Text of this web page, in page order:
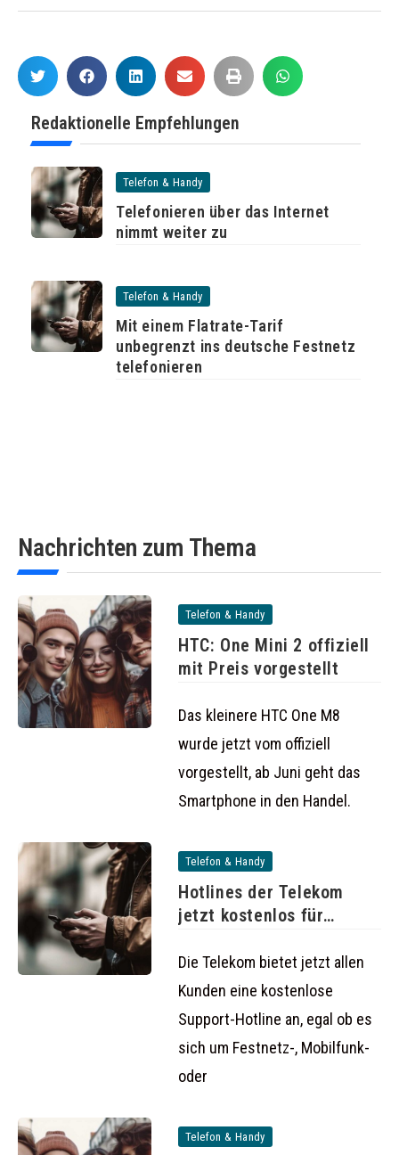
Redaktionelle Empfehlungen
Telefon & Handy
Telefonieren über das Internet
nimmt weiter zu
Telefon & Handy
Mit einem Flatrate-Tarif
unbegrenzt ins deutsche Festnetz
telefonieren
Nachrichten zum Thema
Telefon & Handy
HTC: One Mini 2 offiziell
mit Preis vorgestellt
Das kleinere HTC One M8
wurde jetzt vom offiziell
vorgestellt, ab Juni geht das
Smartphone in den Handel.
Telefon & Handy
Hotlines der Telekom
jetzt kostenlos für
Die Telekom bietet jetzt allen
Kunden eine kostenlose
Support-Hotline an, egal ob es
sich um Festnetz-, Mobilfunk-
oder
Telefon & Handy